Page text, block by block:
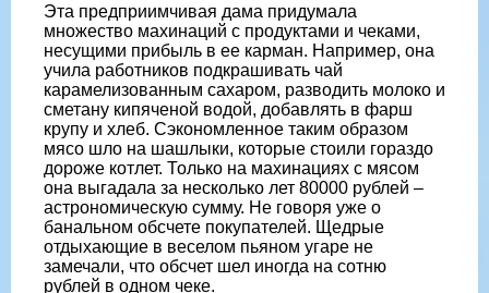
Эта предприимчивая дама придумала
множество махинаций с продуктами и чеками,
несущими прибыль в ее карман. Например, она
учила работников подкрашивать чай
карамелизованным сахаром, разводить молоко и
сметану кипяченой водой, добавлять в фарш
крупу и хлеб. Сэкономленное таким образом
мясо шло на шашлыки, которые стоили гораздо
дороже котлет. Только на махинациях с мясом
она выгадала за несколько лет 80000 рублей –
астрономическую сумму. Не говоря уже о
банальном обсчете покупателей. Щедрые
отдыхающие в веселом пьяном угаре не
замечали, что обсчет шел иногда на сотню
рублей в одном чеке.